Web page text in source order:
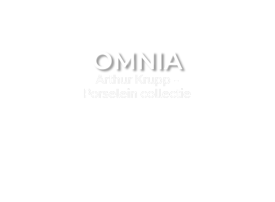
OMNIA
Arthur Krupp -
Porselein collectie